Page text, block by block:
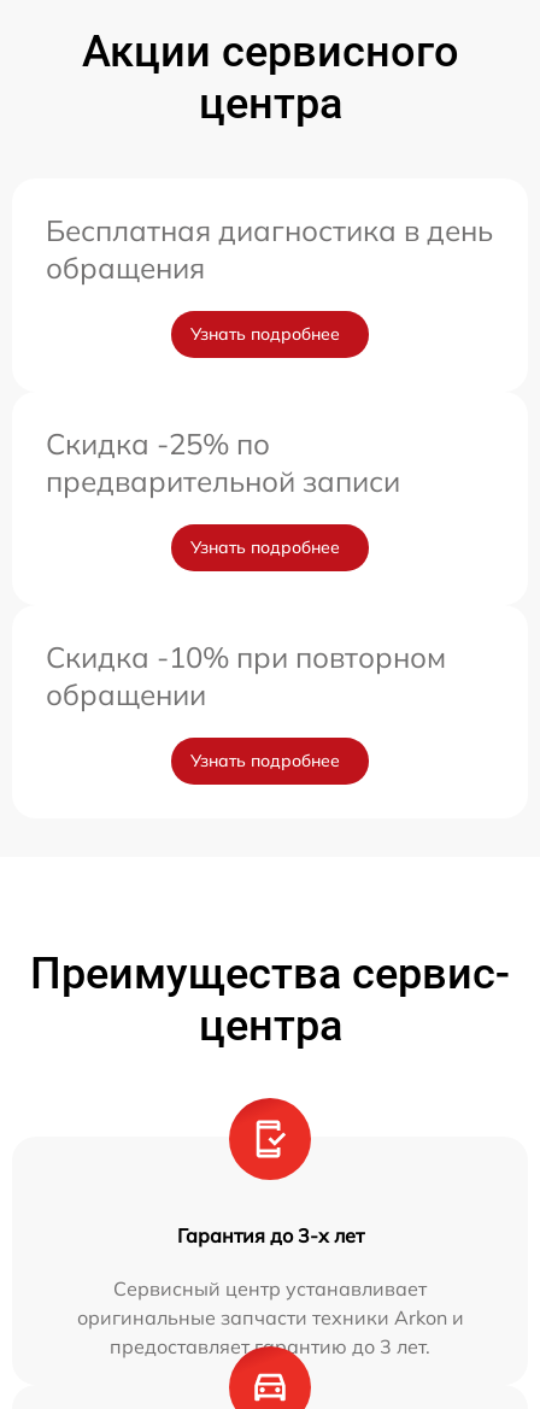
Акции сервисного
центра
Бесплатная диагностика в день
обращения
Узнать подробнее
Скидка -25% по
предварительной записи
Узнать подробнее
Скидка -10% при повторном
обращении
Узнать подробнее
Преимущества сервис-
центра
Гарантия до 3-х лет
Сервисный центр устанавливает
оригинальные запчасти техники Arkon и
предоставляет гарантию до 3 лет.